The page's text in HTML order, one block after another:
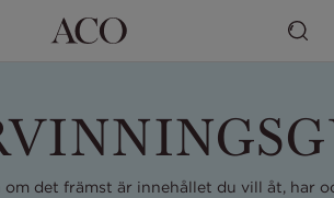
om det främst är innehållet du vill åt, har